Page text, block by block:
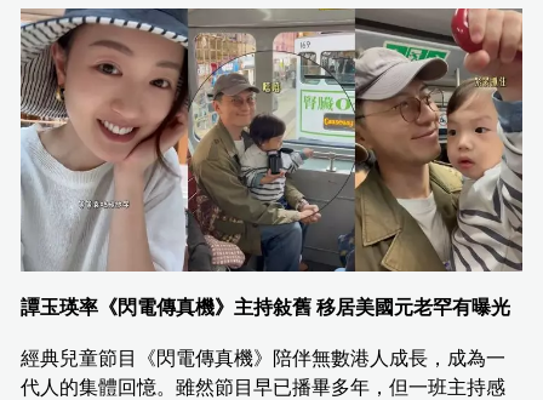
譚玉瑛率《閃電傳真機》主持敍舊 移居美國元老罕有曝光
經典兒童節目《閃電傳真機》陪伴無數港人成長，成為一
代人的集體回憶。雖然節目早已播畢多年，但一班主持感